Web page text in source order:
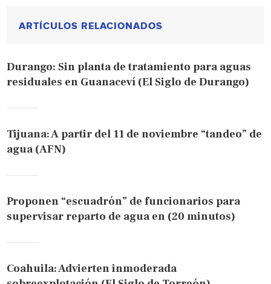
ARTÍCULOS RELACIONADOS
Durango: Sin planta de tratamiento para aguas
residuales en Guanaceví (El Siglo de Durango)
Tijuana: A partir del 11 de noviembre “tandeo” de
agua (AFN)
Proponen “escuadrón” de funcionarios para
supervisar reparto de agua en (20 minutos)
Coahuila: Advierten inmoderada